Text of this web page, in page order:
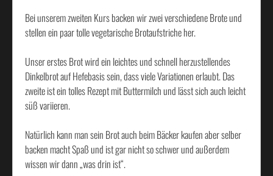
Bei unserem zweiten Kurs backen wir zwei verschiedene Brote und
stellen ein paar tolle vegetarische Brotaufstriche her.
Unser erstes Brot wird ein leichtes und schnell herzustellendes
Dinkelbrot auf Hefebasis sein, dass viele Variationen erlaubt. Das
zweite ist ein tolles Rezept mit Buttermilch und lässt sich auch leicht
süß variieren.
Natürlich kann man sein Brot auch beim Bäcker kaufen aber selber
backen macht Spaß und ist gar nicht so schwer und außerdem
wissen wir dann „was drin ist“.